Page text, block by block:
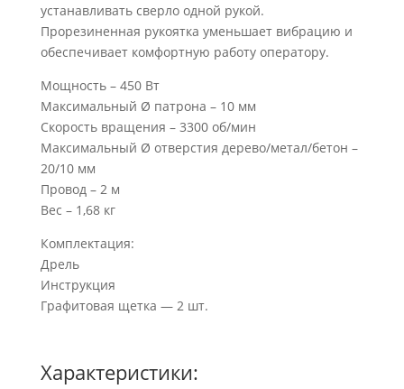
устанавливать сверло одной рукой.
Прорезиненная рукоятка уменьшает вибрацию и
обеспечивает комфортную работу оператору.
Мощность – 450 Вт
Максимальный Ø патрона – 10 мм
Скорость вращения – 3300 об/мин
Максимальный Ø отверстия дерево/метал/бетон –
20/10 мм
Провод – 2 м
Вес – 1,68 кг
Комплектация:
Дрель
Инструкция
Графитовая щетка — 2 шт.
Характеристики: